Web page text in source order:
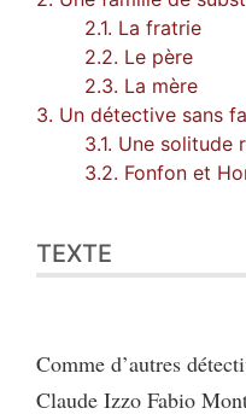
2.1. La fratrie
2.2. Le père
2.3. La mère
3. Un détective sans
3.1. Une solitude
3.2. Fonfon et
TEXTE
Comme d’autres
Claude Izzo Fabio